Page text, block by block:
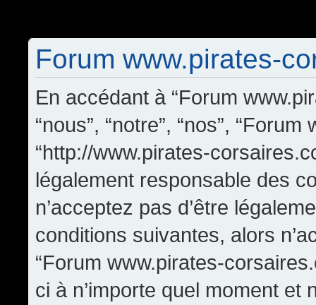
Forum www.pirates-
En accédant à “Forum
“nous”, “notre”, “nos”,
“http://www.pirates-
légalement responsable des
n’acceptez pas d’être
conditions suivantes, alors
“Forum www.pirates-
ci à n’importe quel moment